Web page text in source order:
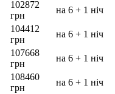
102872
грн
на 6 + 1 ніч
104412
грн
на 6 + 1 ніч
107668
грн
на 6 + 1 ніч
108460
грн
на 6 + 1 ніч